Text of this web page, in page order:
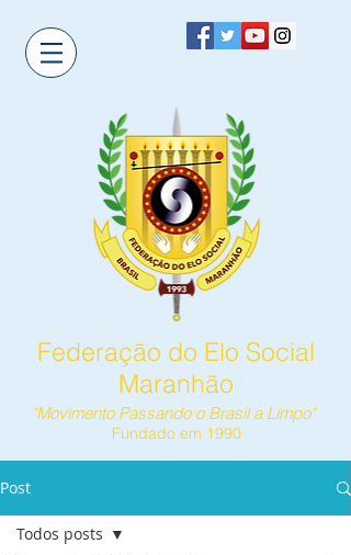
Federação do Elo Social
Maranhão
"Movimento Passando o Brasil a Limpo"
Fundado em 1990
Post
Todos posts